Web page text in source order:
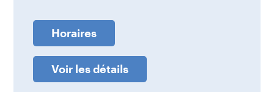
Horaires
Voir les détails